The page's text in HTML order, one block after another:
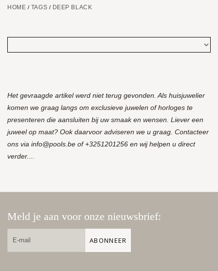
HOME / TAGS / DEEP BLACK
Het gevraagde artikel werd niet terug gevonden. Als huisjuwelier
komen we graag langs om exclusieve juwelen of horloges te
presenteren die aansluiten bij uw smaak en wensen. Liever een
juweel op maat? Ook daarvoor adviseren we u graag. Contacteer
ons via info@pools.be of +3251201256 en wij helpen u direct
verder....
Meld je aan voor onze nieuwsbrief:
ABONNEER